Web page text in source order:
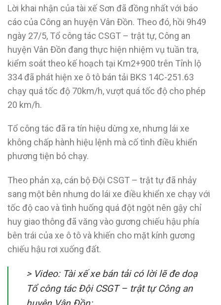
Lời khai nhận của tài xế Sơn đã đồng nhất với báo
cáo của Công an huyện Vân Đồn. Theo đó, hồi 9h49
ngày 27/5, Tổ công tác CSGT – trật tự, Công an
huyện Vân Đồn đang thực hiện nhiệm vụ tuần tra,
kiểm soát theo kế hoạch tại Km2+900 trên Tỉnh lộ
334 đã phát hiện xe ô tô bán tải BKS 14C-251.63
chạy quá tốc độ 70km/h, vượt quá tốc độ cho phép
20 km/h.
Tổ công tác đã ra tín hiệu dừng xe, nhưng lái xe
không chấp hành hiệu lệnh mà cố tình điều khiển
phương tiện bỏ chạy.
Theo phản xạ, cán bộ Đội CSGT – trật tự đã nhảy
sang một bên nhưng do lái xe điều khiển xe chạy với
tốc độ cao và tình huống quá đột ngột nên gậy chỉ
huy giao thông đã văng vào gương chiếu hậu phía
bên trái của xe ô tô và khiến cho mặt kính gương
chiếu hậu rơi xuống đất.
> Video: Tài xế xe bán tải có lời lẽ đe doạ
Tổ công tác Đội CSGT – trật tự Công an